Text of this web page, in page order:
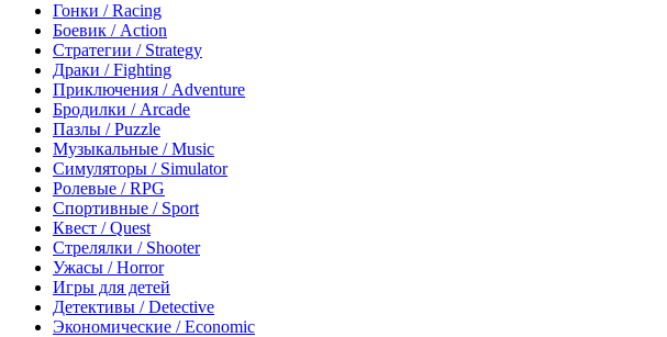
Гонки / Racing
Боевик / Action
Стратегии / Strategy
Драки / Fighting
Приключения / Adventure
Бродилки / Arcade
Пазлы / Puzzle
Музыкальные / Music
Симуляторы / Simulator
Ролевые / RPG
Спортивные / Sport
Квест / Quest
Стрелялки / Shooter
Ужасы / Horror
Игры для детей
Детективы / Detective
Экономические / Economic